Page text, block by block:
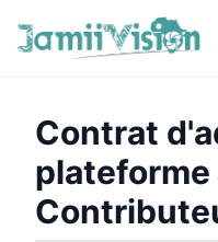
Contrat